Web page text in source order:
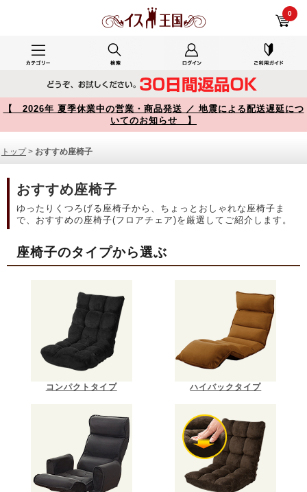
0
【 2026年 夏季休業中の営業・商品発送 ／ 地震による配送遅延につ
いてのお知らせ 】
トップ> おすすめ座椅子
おすすめ座椅子
ゆったりくつろげる座椅子から、ちょっとおしゃれな座椅子ま
で、おすすめの座椅子(フロアチェア)を厳選してご紹介します。
座椅子のタイプから選ぶ
コンパクトタイプ ハイバックタイプ